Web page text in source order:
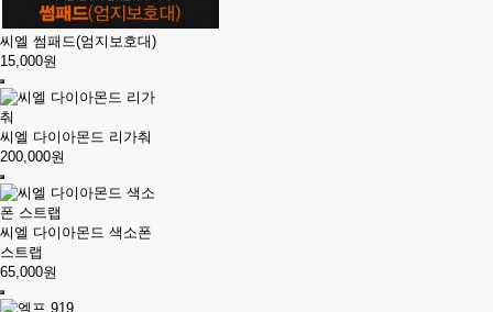
씨엘 썸패드(엄지보호대)
15,000원
씨엘 다이아몬드 리가춰
200,000원
씨엘 다이아몬드 색소폰
스트랩
65,000원